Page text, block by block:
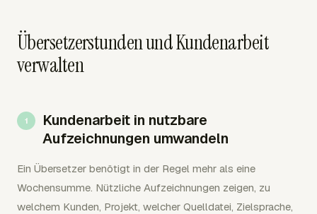
Übersetzerstunden und Kundenarbeit
verwalten
Kundenarbeit in nutzbare
Aufzeichnungen umwandeln
Ein Übersetzer benötigt in der Regel mehr als eine
Wochensumme. Nützliche Aufzeichnungen zeigen, zu
welchem Kunden, Projekt, welcher Quelldatei, Zielsprache,